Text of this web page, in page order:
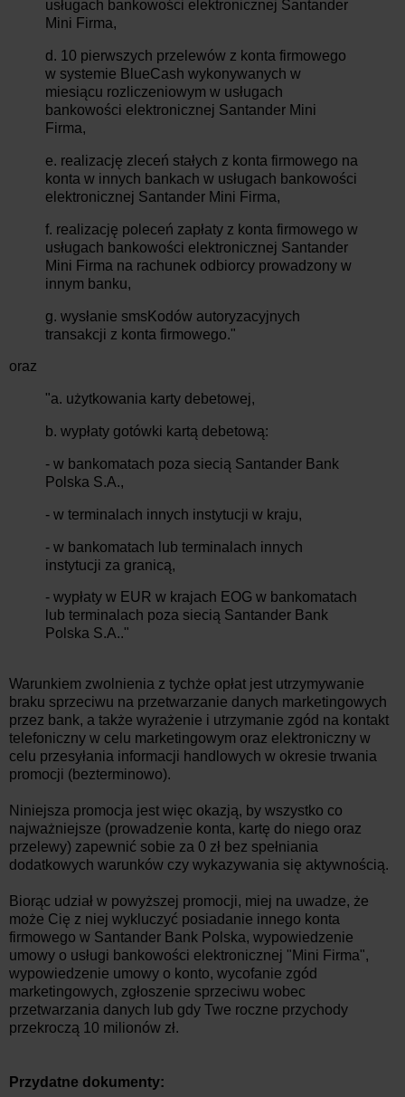
usługach bankowości elektronicznej Santander
Mini Firma,
d. 10 pierwszych przelewów z konta firmowego
w systemie BlueCash wykonywanych w
miesiącu rozliczeniowym w usługach
bankowości elektronicznej Santander Mini
Firma,
e. realizację zleceń stałych z konta firmowego na
konta w innych bankach w usługach bankowości
elektronicznej Santander Mini Firma,
f. realizację poleceń zapłaty z konta firmowego w
usługach bankowości elektronicznej Santander
Mini Firma na rachunek odbiorcy prowadzony w
innym banku,
g. wysłanie smsKodów autoryzacyjnych
transakcji z konta firmowego."
oraz
"a. użytkowania karty debetowej,
b. wypłaty gotówki kartą debetową:
- w bankomatach poza siecią Santander Bank
Polska S.A.,
- w terminalach innych instytucji w kraju,
- w bankomatach lub terminalach innych
instytucji za granicą,
- wypłaty w EUR w krajach EOG w bankomatach
lub terminalach poza siecią Santander Bank
Polska S.A.."
Warunkiem zwolnienia z tychże opłat jest utrzymywanie
braku sprzeciwu na przetwarzanie danych marketingowych
przez bank, a także wyrażenie i utrzymanie zgód na kontakt
telefoniczny w celu marketingowym oraz elektroniczny w
celu przesyłania informacji handlowych w okresie trwania
promocji (bezterminowo).
Niniejsza promocja jest więc okazją, by wszystko co
najważniejsze (prowadzenie konta, kartę do niego oraz
przelewy) zapewnić sobie za 0 zł bez spełniania
dodatkowych warunków czy wykazywania się aktywnością.
Biorąc udział w powyższej promocji, miej na uwadze, że
może Cię z niej wykluczyć posiadanie innego konta
firmowego w Santander Bank Polska, wypowiedzenie
umowy o usługi bankowości elektronicznej "Mini Firma",
wypowiedzenie umowy o konto, wycofanie zgód
marketingowych, zgłoszenie sprzeciwu wobec
przetwarzania danych lub gdy Twe roczne przychody
przekroczą 10 milionów zł.
Przydatne dokumenty: